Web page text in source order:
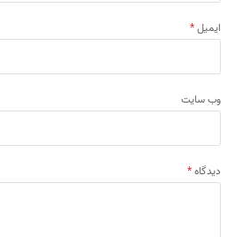
ایمیل*
وب‌ سایت
دیدگاه*